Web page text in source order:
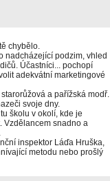
chybělo.
nadcházející podzim, vhled
Účastníci... pochopí
adekvátní marketingové
a pařížská modř.
svoje dny.
školu v okolí, kde je
Vzdělancem snadno a
inspektor Láďa Hruška,
metodu nebo prošlý